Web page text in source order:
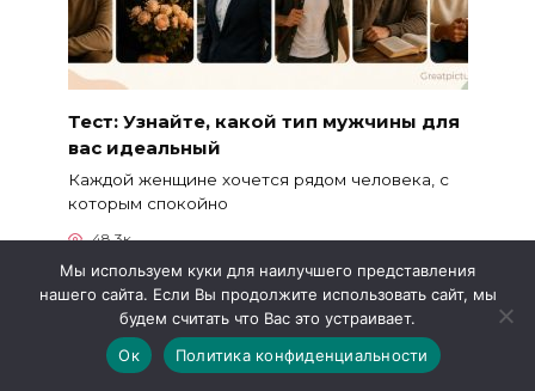
Тест: Узнайте, какой тип мужчины для
вас идеальный
Каждой женщине хочется рядом человека, с
которым спокойно
48.3к.
Мы используем куки для наилучшего представления
нашего сайта. Если Вы продолжите использовать сайт, мы
будем считать что Вас это устраивает.
Ок
Политика конфиденциальности